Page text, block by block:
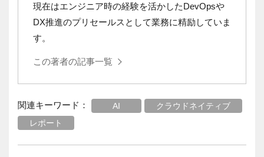
現在はエンジニア時の経験を活かしたDevOpsや
DX推進のプリセールスとして業務に精励していま
す。
この著者の記事一覧
関連キーワード： AI
クラウドネイティブ
レポート